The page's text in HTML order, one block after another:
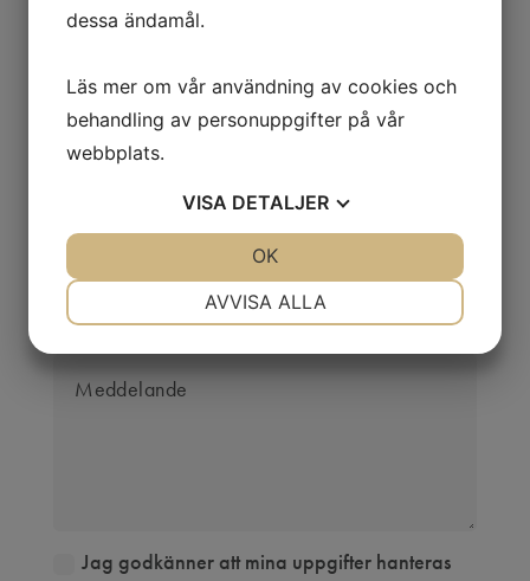
Jag godkänner att mina uppgifter hanteras
dessa ändamål.
Läs mer om vår användning av cookies och
behandling av personuppgifter på vår
webbplats.
VISA DETALJER
AVVISA ALLA
OK